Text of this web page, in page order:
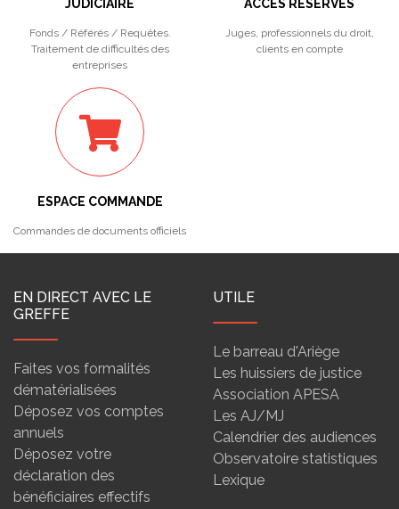
JUDICIAIRE
Fonds / Référés / Requêtes.
Traitement de difficultés des
entreprises
ACCÈS RÉSERVÉS
Juges, professionnels du droit,
clients en compte
ESPACE COMMANDE
Commandes de documents officiels
EN DIRECT AVEC LE
GREFFE
Faites vos formalités
dématérialisées
Déposez vos comptes
annuels
Déposez votre
déclaration des
bénéficiaires effectifs
UTILE
Le barreau d'Ariège
Les huissiers de justice
Association APESA
Les AJ/MJ
Calendrier des audiences
Observatoire statistiques
Lexique